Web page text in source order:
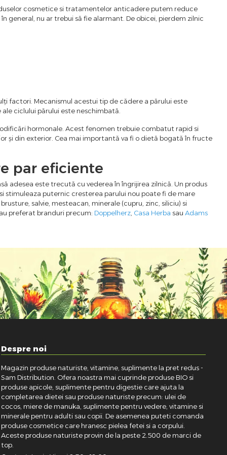
cosmetice si tratamentelor anticadere putem reduce
general, nu ar trebui să fie alarmant. De obicei, pierdem zilnic
factori. Mecanismul acestui tip de cădere a părului este
ciclului părului este neschimbată.
hormonale. Acest fenomen trebuie combatut rapid si
și din exterior. Cea mai importantă va fi o dietă bogată în fructe
par eficiente
adesea este trecută cu vederea în îngrijirea zilnică. Un produs
stimuleaza puternic cresterea parului nou poate fi de mare
salvie, mesteacan, minerale (cupru, zinc, siliciu) si
preferat branduri precum: Doppelherz Casa Herba sau Adams
Despre noi
Magazin produse naturiste, vitamine, suplimente la pret redus -
Sam Distribution. Ofera noastra mai cuprinde produse BIO si
produse apicole, suplimente pentru digestie care ajuta la
completarea dietei sau produse naturiste precum: ulei de
cocos, miere de manuka, suplimente pentru vedere, vitamine si
minerale pentru adulti sau copii. De asemenea puteti comanda
produse cosmetice care hranesc pielea fetei si a corpului.
Aceste produse naturiste provin de la peste 2.500 de marci de
top.